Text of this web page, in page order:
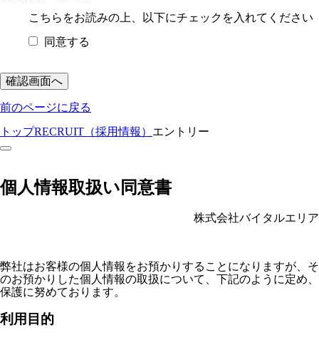
こちら をお読みの上、以下にチェックを入れてください
同意する
前のページに戻る
トップRECRUIT（採用情報） エントリー
個人情報取扱い同意書
株式会社バイタルエリア
弊社はお客様の個人情報をお預かりすることになりますが、そ
のお預かりした個人情報の取扱について、下記のように定め、
保護に努めております。
利用目的